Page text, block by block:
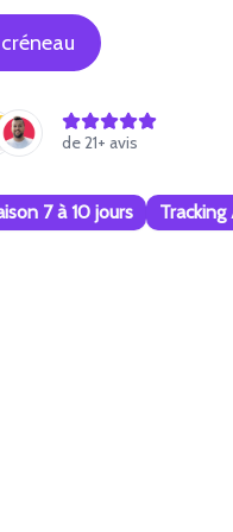
de21+ avis
7 à 10 jours